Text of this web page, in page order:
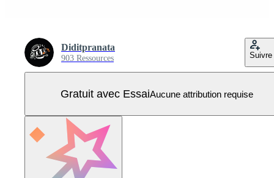
Diditpranata
903 Ressources Suivre
Gratuit avec EssaiAucune attribution requise